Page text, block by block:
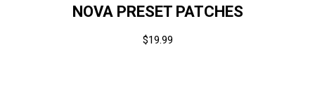
NOVA PRESET PATCHES
$19.99